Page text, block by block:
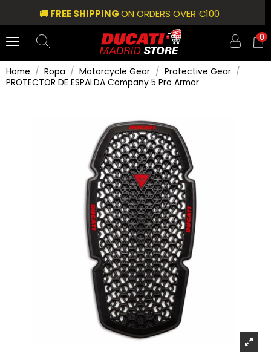
🚚 FREE SHIPPINGON ORDERS OVER €100
0
Home Ropa Motorcycle Gear
Protective Gear
PROTECTOR DE ESPALDA Company 5 Pro Armor